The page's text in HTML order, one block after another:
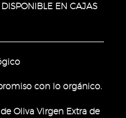
hasta
EN CAJAS
con lo orgánico.
Oliva Virgen Extra de